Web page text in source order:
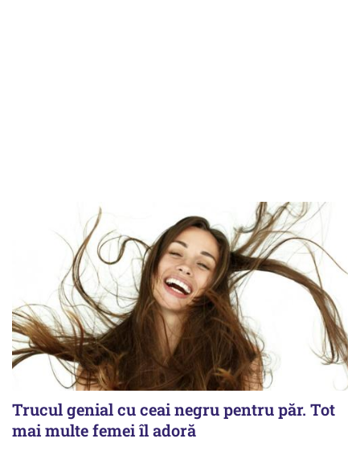
Trucul genial cu ceai negru pentru păr. Tot
mai multe femei îl adoră